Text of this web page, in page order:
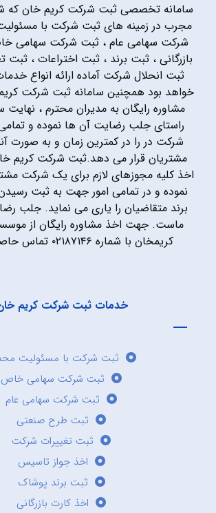
سامانه تخصصی ثبت شرکت کریم خان که
مجرب در زمینه های ثبت شرکت با
شرکت سهامی عام ، ثبت شرکت سهامی
بازرگانی ، ثبت برند ، ثبت اختراعات ،
ثبت انحلال شرکت آماده ارائه انواع
خواهد بود همچنین سامانه ثبت شرکت
مشاوره رایگان به مدیران محترم ،
راستای جلب رضایت آن ها نموده و
شرکت در را در کمترین زمان و به صورت
مشتریان قرار می دهد.ثبت شرکت کریم
اخذ کلیه مجوزهای لازم برای یک شرکت
نموده و در تمامی امور جهت به ثبت
برند متقاضیان را یاری می نماید. جلب
ماست. جهت اخذ مشاوره رایگان از
کریمخان با شماره ۰۲۱۸۷۱۴۶ تماس حاصل فرمایید.
خدمات ثبت شرکت کریم
ثبت شرکت با مسئولیت
ثبت شرکت سهامی خاص
ثبت شرکت سهامی عام
ثبت طرح صنعتی
ثبت تغییرات شرکت
اخذ جواز تاسیس
ثبت برند پوشاک
اخذ کارت بازرگانی